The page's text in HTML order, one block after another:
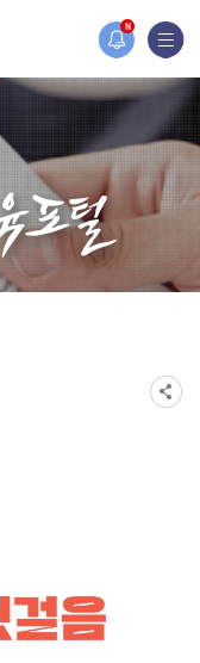
N